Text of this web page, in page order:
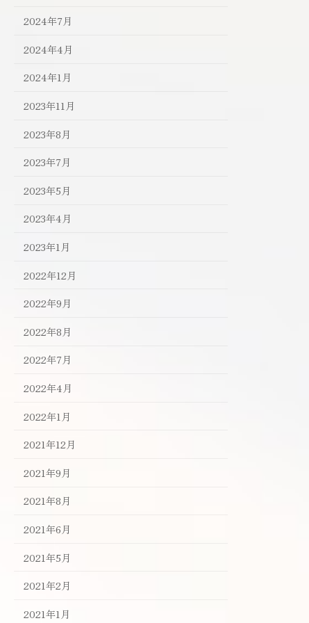
2024年7月
2024年4月
2024年1月
2023年11月
2023年8月
2023年7月
2023年5月
2023年4月
2023年1月
2022年12月
2022年9月
2022年8月
2022年7月
2022年4月
2022年1月
2021年12月
2021年9月
2021年8月
2021年6月
2021年5月
2021年2月
2021年1月